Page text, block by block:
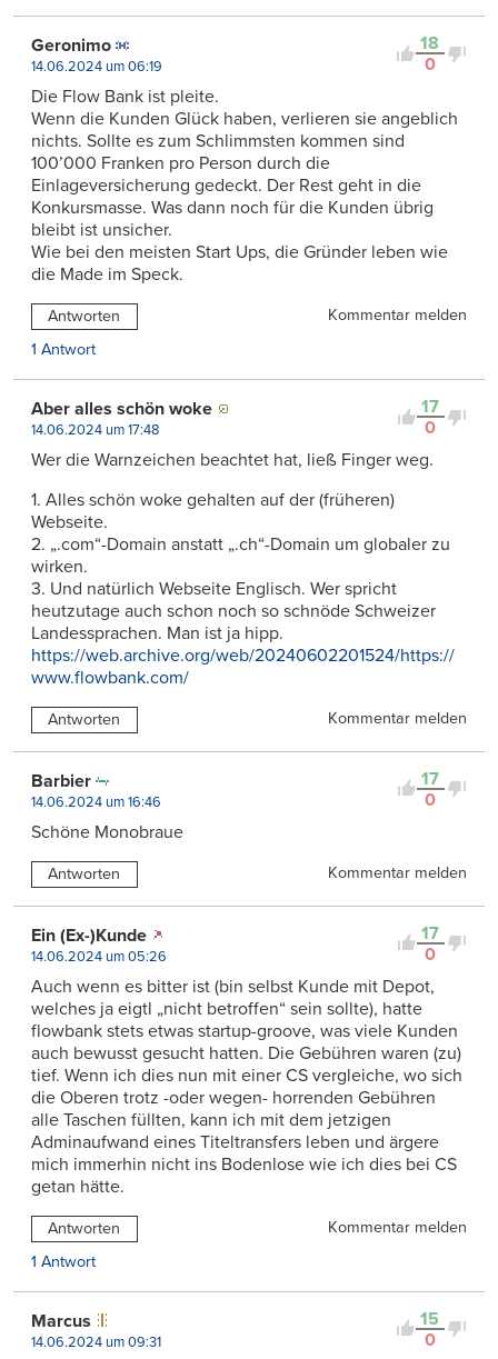
18
0
Geronimo
14.06.2024 um 06:19
Die Flow Bank ist pleite.
Wenn die Kunden Glück haben, verlieren sie angeblich
nichts. Sollte es zum Schlimmsten kommen sind
100’000 Franken pro Person durch die
Einlageversicherung gedeckt. Der Rest geht in die
Konkursmasse. Was dann noch für die Kunden übrig
bleibt ist unsicher.
Wie bei den meisten Start Ups, die Gründer leben wie
die Made im Speck.
Antworten
Kommentar melden
1 Antwort
17
0
Aber alles schön woke
14.06.2024 um 17:48
Wer die Warnzeichen beachtet hat, ließ Finger weg.
1. Alles schön woke gehalten auf der (früheren)
Webseite.
2. „.com“-Domain anstatt „.ch“-Domain um globaler zu
wirken.
3. Und natürlich Webseite Englisch. Wer spricht
heutzutage auch schon noch so schnöde Schweizer
Landessprachen. Man ist ja hipp.
https://web.archive.org/web/20240602201524/https://
www.flowbank.com/
Antworten Kommentar melden
17
0
Barbier
14.06.2024 um 16:46
Schöne Monobraue
Antworten Kommentar melden
17
0
Ein (Ex-)Kunde
14.06.2024 um 05:26
Auch wenn es bitter ist (bin selbst Kunde mit Depot,
welches ja eigtl „nicht betroffen“ sein sollte), hatte
flowbank stets etwas startup-groove, was viele Kunden
auch bewusst gesucht hatten. Die Gebühren waren (zu)
tief. Wenn ich dies nun mit einer CS vergleiche, wo sich
die Oberen trotz -oder wegen- horrenden Gebühren
alle Taschen füllten, kann ich mit dem jetzigen
Adminaufwand eines Titeltransfers leben und ärgere
mich immerhin nicht ins Bodenlose wie ich dies bei CS
getan hätte.
Antworten
Kommentar melden
1 Antwort
15
0
Marcus
14.06.2024 um 09:31